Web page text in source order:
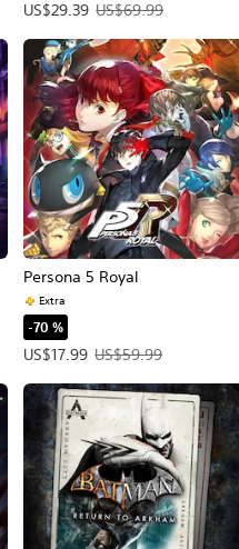
US$29.39
Precio de la oferta:
US$69.99
Persona 5 Royal
Extra
-70 %
US$17.99
Precio de la oferta:
US$59.99